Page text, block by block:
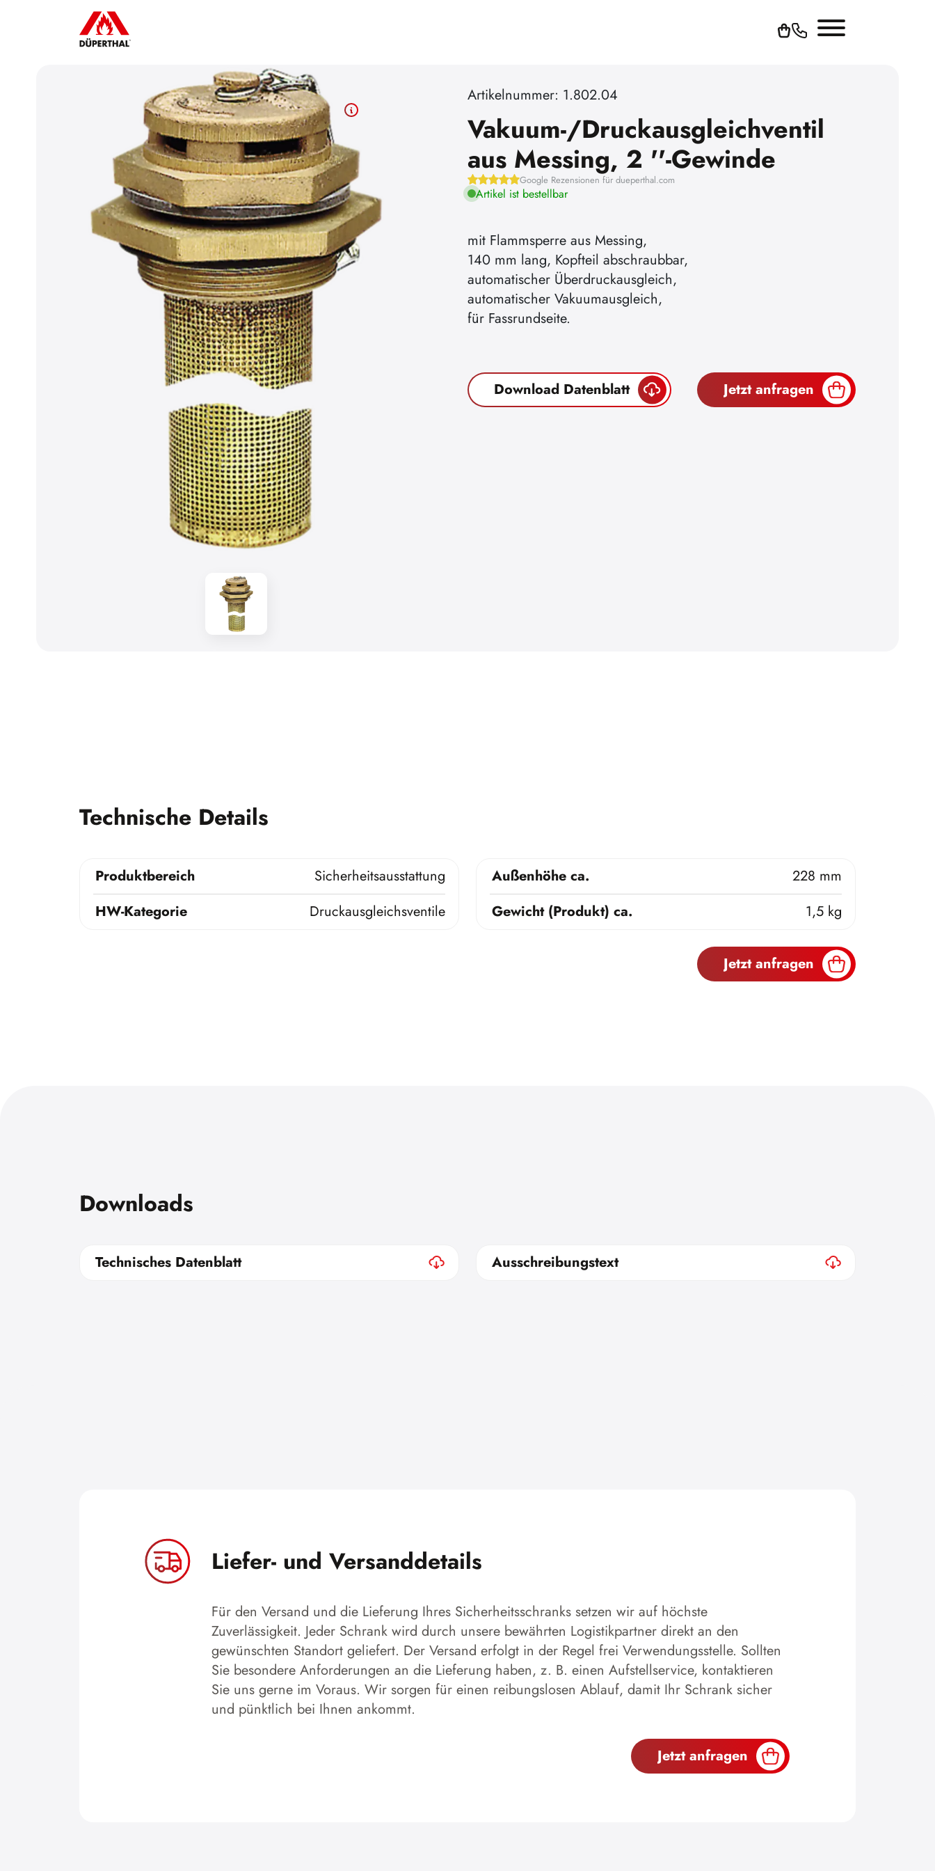
Artikelnummer: 1.802.04
Vakuum-/Druckausgleichventil
aus Messing, 2 ''-Gewinde
Google Rezensionen für dueperthal.com
Artikel ist bestellbar
mit Flammsperre aus Messing,
140 mm lang, Kopfteil abschraubbar,
automatischer Überdruckausgleich,
automatischer Vakuumausgleich,
für Fassrundseite.
Download Datenblatt Jetzt anfragen
Technische Details
Produktbereich
Sicherheitsausstattung
HW-Kategorie
Druckausgleichsventile
Außenhöhe ca.
228 mm
Gewicht (Produkt) ca.
1,5 kg
Jetzt anfragen
Downloads
Technisches Datenblatt Ausschreibungstext
Liefer- und Versanddetails
Für den Versand und die Lieferung Ihres Sicherheitsschranks setzen wir auf höchste
Zuverlässigkeit. Jeder Schrank wird durch unsere bewährten Logistikpartner direkt an den
gewünschten Standort geliefert. Der Versand erfolgt in der Regel frei Verwendungsstelle. Sollten
Sie besondere Anforderungen an die Lieferung haben, z. B. einen Aufstellservice, kontaktieren
Sie uns gerne im Voraus. Wir sorgen für einen reibungslosen Ablauf, damit Ihr Schrank sicher
und pünktlich bei Ihnen ankommt.
Jetzt anfragen